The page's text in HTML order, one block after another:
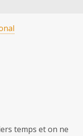
temps et on ne